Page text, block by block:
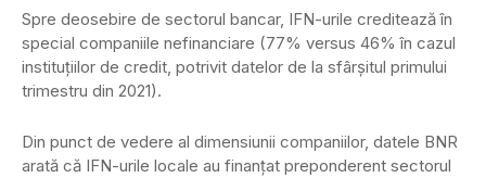
Spre deosebire de sectorul bancar, IFN-urile creditează în
special companiile nefinanciare (77% versus 46% în cazul
instituțiilor de credit, potrivit datelor de la sfârșitul primului
trimestru din 2021).
Din punct de vedere al dimensiunii companiilor, datele BNR
arată că IFN-urile locale au finanțat preponderent sectorul